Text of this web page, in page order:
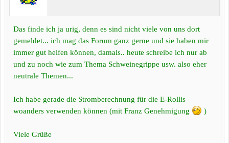
Das finde ich ja urig, denn es sind nicht viele von uns dort
gemeldet... ich mag das Forum ganz gerne und sie haben mir
immer gut helfen können, damals.. heute schreibe ich nur ab
und zu noch wie zum Thema Schweinegrippe usw. also eher
neutrale Themen...
Ich habe gerade die Stromberechnung für die E-Rollis
woanders verwenden können (mit Franz Genehmigung
)
Viele Grüße